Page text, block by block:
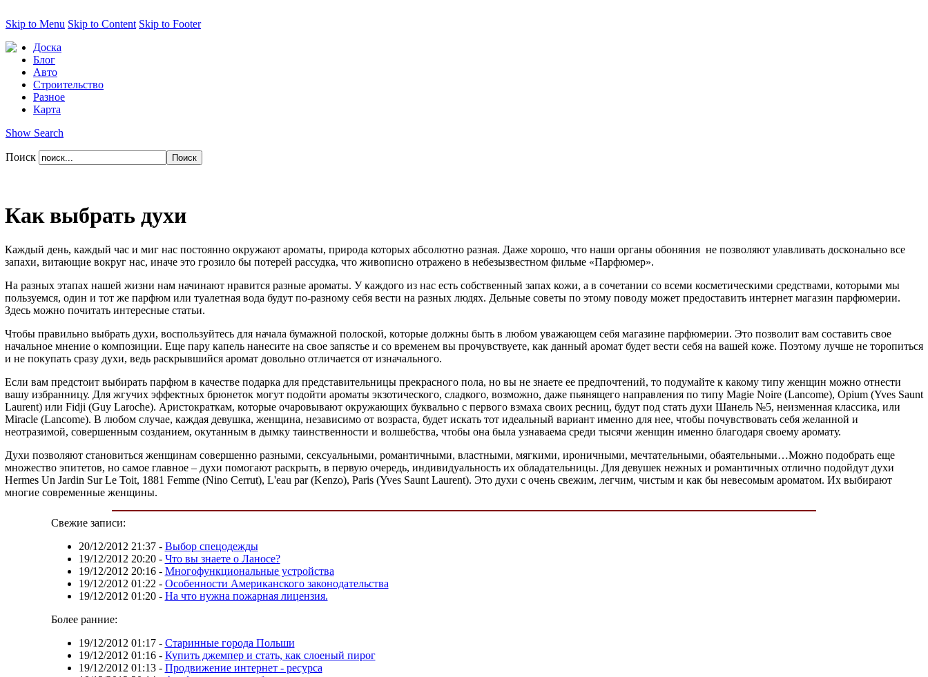
Skip to Menu Skip to Content Skip to Footer
Доска
Блог
Авто
Строительство
Разное
Карта
Show Search
Поиск
Как выбрать духи
Каждый день, каждый час и миг нас постоянно окружают ароматы, природа которых абсолютно разная. Даже хорошо, что наши органы обоняния не позволяют улавливать досконально все
запахи, витающие вокруг нас, иначе это грозило бы потерей рассудка, что живописно отражено в небезызвестном фильме «Парфюмер».
На разных этапах нашей жизни нам начинают нравится разные ароматы. У каждого из нас есть собственный запах кожи, а в сочетании со всеми косметическими средствами, которыми мы
пользуемся, один и тот же парфюм или туалетная вода будут по-разному себя вести на разных людях. Дельные советы по этому поводу может предоставить интернет магазин парфюмерии.
Здесь можно почитать интересные статьи.
Чтобы правильно выбрать духи, воспользуйтесь для начала бумажной полоской, которые должны быть в любом уважающем себя магазине парфюмерии. Это позволит вам составить свое
начальное мнение о композиции. Еще пару капель нанесите на свое запястье и со временем вы прочувствуете, как данный аромат будет вести себя на вашей коже. Поэтому лучше не торопиться
и не покупать сразу духи, ведь раскрывшийся аромат довольно отличается от изначального.
Если вам предстоит выбирать парфюм в качестве подарка для представительницы прекрасного пола, но вы не знаете ее предпочтений, то подумайте к какому типу женщин можно отнести
вашу избранницу. Для жгучих эффектных брюнеток могут подойти ароматы экзотического, сладкого, возможно, даже пьянящего направления по типу Magie Noire (Lancome), Opium (Yves Saunt
Laurent) или Fidji (Guy Laroche). Аристократкам, которые очаровывают окружающих буквально с первого взмаха своих ресниц, будут под стать духи Шанель №5, неизменная классика, или
Miracle (Lancome). В любом случае, каждая девушка, женщина, независимо от возраста, будет искать тот идеальный вариант именно для нее, чтобы почувствовать себя желанной и
неотразимой, совершенным созданием, окутанным в дымку таинственности и волшебства, чтобы она была узнаваема среди тысячи женщин именно благодаря своему аромату.
Духи позволяют становиться женщинам совершенно разными, сексуальными, романтичными, властными, мягкими, ироничными, мечтательными, обаятельными…Можно подобрать еще
множество эпитетов, но самое главное – духи помогают раскрыть, в первую очередь, индивидуальность их обладательницы. Для девушек нежных и романтичных отлично подойдут духи
Hermes Un Jardin Sur Le Toit, 1881 Femme (Nino Cerrut), L'eau par (Kenzo), Paris (Yves Saunt Laurent). Это духи с очень свежим, легчим, чистым и как бы невесомым ароматом. Их выбирают
многие современные женщины.
Свежие записи:
20/12/2012 21:37- Выбор спецодежды
19/12/2012 20:20- Что вы знаете о Ланосе?
19/12/2012 20:16- Многофункциональные устройства
19/12/2012 01:22 - Особенности Американского законодательства
19/12/2012 01:20- На что нужна пожарная лицензия.
Более ранние:
19/12/2012 01:17- Старинные города Польши
19/12/2012 01:16- Купить джемпер и стать, как слоеный пирог
19/12/2012 01:13- Продвижение интернет - ресурса